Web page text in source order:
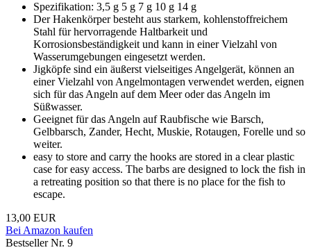
Spezifikation: 3,5 g 5 g 7 g 10 g 14 g
Der Hakenkörper besteht aus starkem, kohlenstoffreichem
Stahl für hervorragende Haltbarkeit und
Korrosionsbeständigkeit und kann in einer Vielzahl von
Wasserumgebungen eingesetzt werden.
Jigköpfe sind ein äußerst vielseitiges Angelgerät, können an
einer Vielzahl von Angelmontagen verwendet werden, eignen
sich für das Angeln auf dem Meer oder das Angeln im
Süßwasser.
Geeignet für das Angeln auf Raubfische wie Barsch,
Gelbbarsch, Zander, Hecht, Muskie, Rotaugen, Forelle und so
weiter.
easy to store and carry the hooks are stored in a clear plastic
case for easy access. The barbs are designed to lock the fish in
a retreating position so that there is no place for the fish to
escape.
13,00 EUR
Bei Amazon kaufen
Bestseller Nr. 9